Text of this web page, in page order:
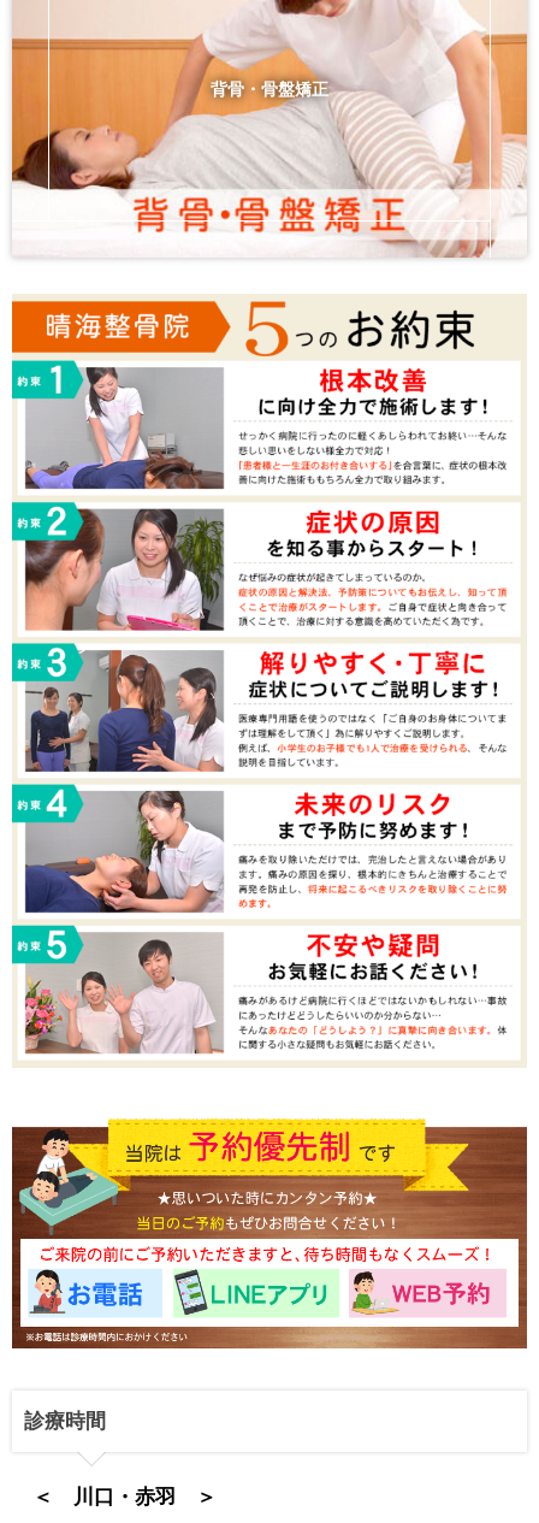
背骨・骨盤矯正
診療時間
＜ 川口・赤羽 ＞